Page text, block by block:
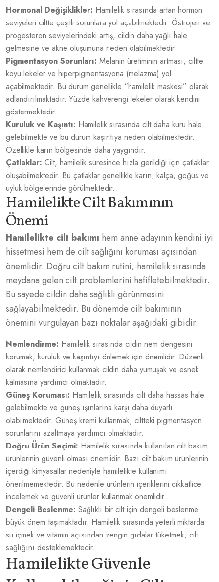
Hormonal Değişiklikler: Hamilelik sırasında artan hormon
seviyeleri ciltte çeşitli sorunlara yol açabilmektedir. Östrojen ve
progesteron seviyelerindeki artış, cildin daha yağlı hale
gelmesine ve akne oluşumuna neden olabilmektedir.
Pigmentasyon Sorunları: Melanin üretiminin artması, ciltte
koyu lekeler ve hiperpigmentasyona (melazma) yol
açabilmektedir. Bu durum genellikle “hamilelik maskesi” olarak
adlandırılmaktadır. Yüzde kahverengi lekeler olarak kendini
göstermektedir.
Kuruluk ve Kaşıntı: Hamilelik sırasında cilt daha kuru hale
gelebilmekte ve bu durum kaşıntıya neden olabilmektedir.
Özellikle karın bölgesinde daha yaygındır.
Çatlaklar: Cilt, hamilelik süresince hızla gerildiği için çatlaklar
oluşabilmektedir. Bu çatlaklar genellikle karın, kalça, göğüs ve
uyluk bölgelerinde görülmektedir.
Hamilelikte Cilt Bakımının
Önemi
Hamilelikte cilt bakımı hem anne adayının kendini iyi
hissetmesi hem de cilt sağlığını koruması açısından
önemlidir. Doğru cilt bakım rutini, hamilelik sırasında
meydana gelen cilt problemlerini hafifletebilmektedir.
Bu sayede cildin daha sağlıklı görünmesini
sağlayabilmektedir. Bu dönemde cilt bakımının
önemini vurgulayan bazı noktalar aşağıdaki gibidir:
Nemlendirme: Hamilelik sırasında cildin nem dengesini
korumak, kuruluk ve kaşıntıyı önlemek için önemlidir. Düzenli
olarak nemlendirici kullanmak cildin daha yumuşak ve esnek
kalmasına yardımcı olmaktadır.
Güneş Koruması: Hamilelik sırasında cilt daha hassas hale
gelebilmekte ve güneş ışınlarına karşı daha duyarlı
olabilmektedir. Güneş kremi kullanmak, ciltteki pigmentasyon
sorunlarını azaltmaya yardımcı olmaktadır.
Doğru Ürün Seçimi: Hamilelik sırasında kullanılan cilt bakım
ürünlerinin güvenli olması önemlidir. Bazı cilt bakım ürünlerinin
içerdiği kimyasallar nedeniyle hamilelikte kullanımı
önerilmemektedir. Bu nedenle ürünlerin içeriklerini dikkatlice
incelemek ve güvenli ürünler kullanmak önemlidir.
Dengeli Beslenme: Sağlıklı bir cilt için dengeli beslenme
büyük önem taşımaktadır. Hamilelik sırasında yeterli miktarda
su içmek ve vitamin açısından zengin gıdalar tüketmek, cilt
sağlığını desteklemektedir.
Hamilelikte Güvenle